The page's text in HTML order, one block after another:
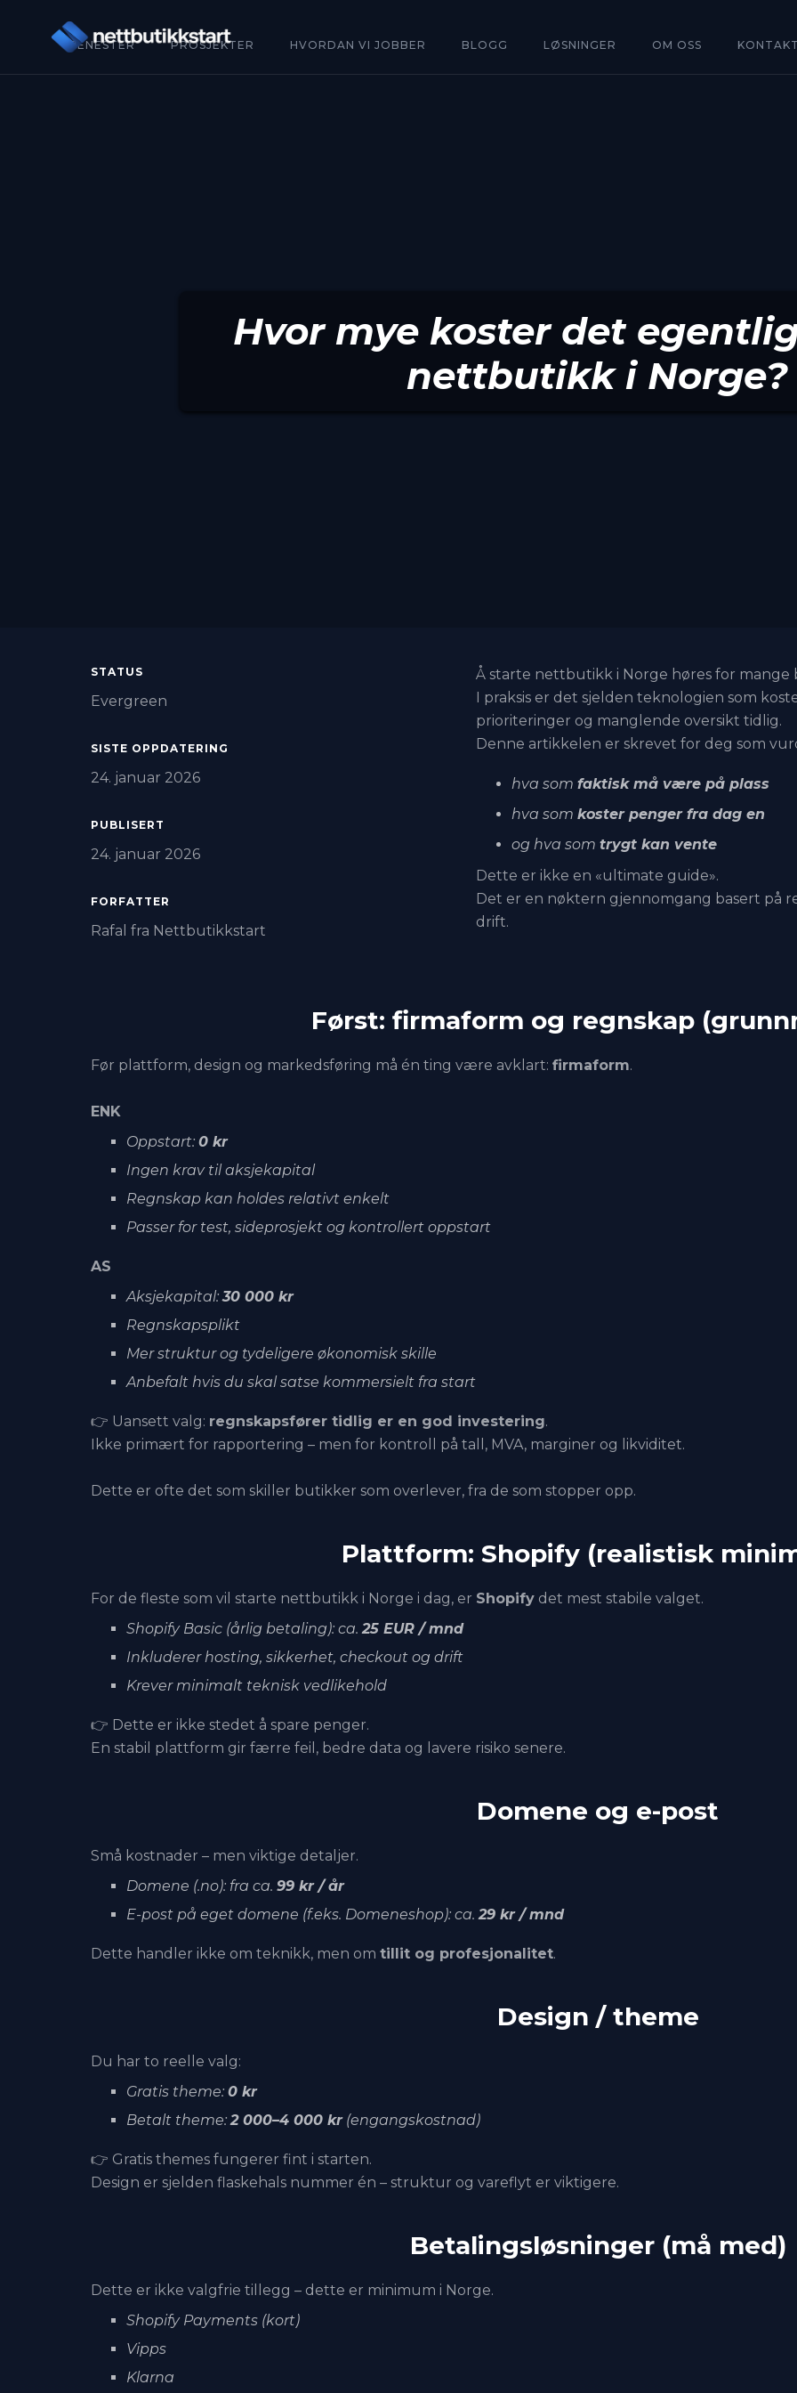
TJENESTER PROSJEKTER HVORDAN VI JOBBER BLOGG LØSNINGER OM OSS KONTAKT
Hvor mye koster det
nettbutikk i Norge?
STATUS
Evergreen
SISTE OPPDATERING
24. januar 2026
PUBLISERT
24. januar 2026
FORFATTER
Rafal fra Nettbutikkstart
Å starte nettbutikk i Norge høres for
I praksis er det sjelden teknologien som
prioriteringer og manglende oversikt tidlig.
Denne artikkelen er skrevet for deg som
hva somfaktisk må være på plass
hva somkoster penger fra dag en
og hva somtrygt kan vente
Dette er ikke en «ultimate guide».
Det er en nøktern gjennomgang basert på
drift.
Først: firmaform og regnskap
Før plattform, design og markedsføring må én ting være avklart: firmaform.
ENK
Oppstart: 0 kr
Ingen krav til aksjekapital
Regnskap kan holdes relativt enkelt
Passer for test, sideprosjekt og kontrollert oppstart
AS
Aksjekapital:30 000 kr
Regnskapsplikt
Mer struktur og tydeligere økonomisk skille
Anbefalt hvis du skal satse kommersielt fra start
👉 Uansett valg: regnskapsfører tidlig er en god investering.
Ikke primært for rapportering – men for kontroll på tall, MVA, marginer og likviditet.
Dette er ofte det som skiller butikker som overlever, fra de som stopper opp.
Plattform: Shopify (realistisk
For de fleste som vil starte nettbutikk i Norge i dag, er Shopify det mest stabile valget.
Shopify Basic (årlig betaling): ca.25 EUR / mnd
Inkluderer hosting, sikkerhet, checkout og drift
Krever minimalt teknisk vedlikehold
👉 Dette er ikke stedet å spare penger.
En stabil plattform gir færre feil, bedre data og lavere risiko senere.
Domene og e-post
Små kostnader – men viktige detaljer.
Domene (.no): fra ca. 99 kr / år
E-post på eget domene (f.eks. Domeneshop): ca.29 kr / mnd
Dette handler ikke om teknikk, men om tillit og profesjonalitet.
Design / theme
Du har to reelle valg:
Gratis theme: 0 kr
Betalt theme:2 000–4 000 kr(engangskostnad)
👉 Gratis themes fungerer fint i starten.
Design er sjelden flaskehals nummer én – struktur og vareflyt er viktigere.
Betalingsløsninger (må med)
Dette er ikke valgfrie tillegg – dette er minimum i Norge.
Shopify Payments (kort)
Vipps
Klarna